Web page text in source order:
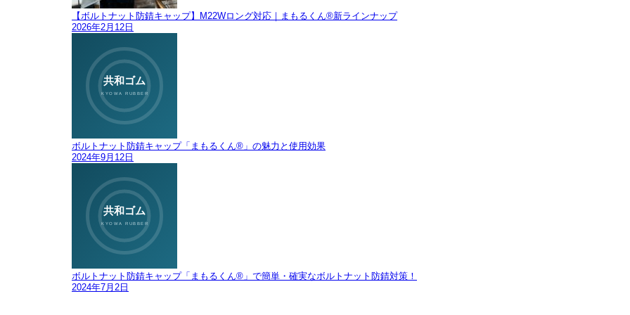
【ボルトナット防錆キャップ】M22Wロング対応｜まもるくん®新ラインナップ
2026年2月12日
ボルトナット防錆キャップ「まもるくん®」の魅力と使用効果
2024年9月12日
ボルトナット防錆キャップ「まもるくん®」で簡単・確実なボルトナット防錆対策！
2024年7月2日